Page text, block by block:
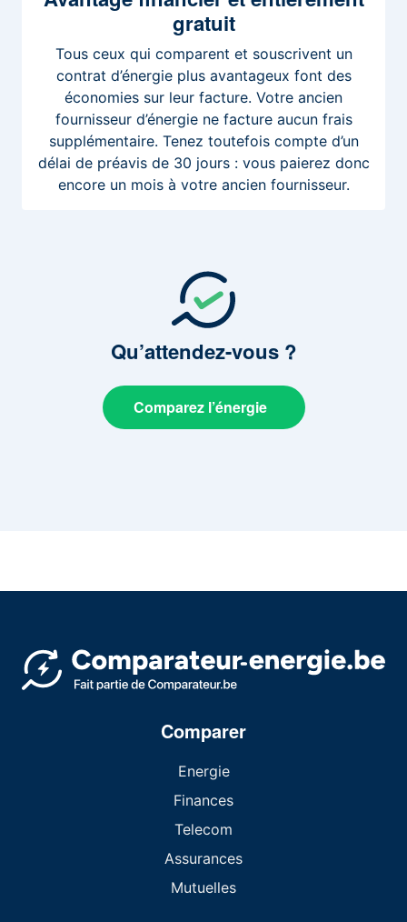
gratuit
Tous ceux qui comparent et souscrivent un
contrat d’énergie plus avantageux font des
économies sur leur facture. Votre ancien
fournisseur d’énergie ne facture aucun frais
supplémentaire. Tenez toutefois compte d’un
délai de préavis de 30 jours : vous paierez donc
encore un mois à votre ancien fournisseur.
Qu’attendez-vous?
Comparez l’énergie
Comparer
Energie
Finances
Telecom
Assurances
Mutuelles